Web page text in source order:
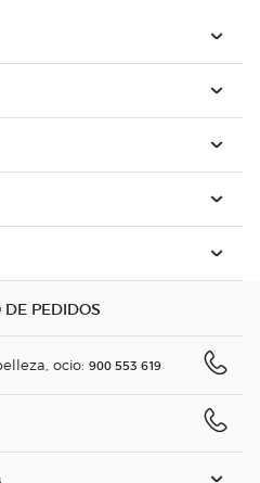
DE PEDIDOS
ocio: 900 553 619